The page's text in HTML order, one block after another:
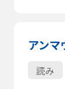
アンマ
読み